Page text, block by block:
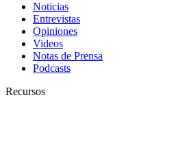
Noticias
Entrevistas
Opiniones
Videos
Notas de Prensa
Podcasts
Recursos